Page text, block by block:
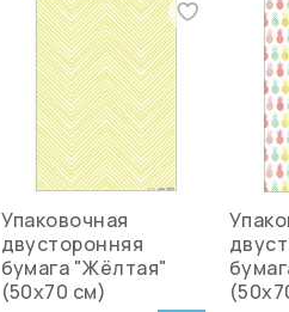
Упаковочная
двусторонняя
бумага "Жёлтая"
(50х70 см)